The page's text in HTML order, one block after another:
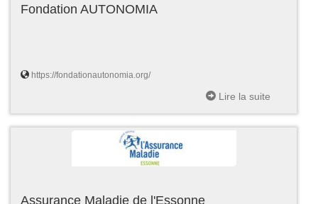
Fondation AUTONOMIA
https://fondationautonomia.org/
Lire la suite
Assurance Maladie de l'Essonne